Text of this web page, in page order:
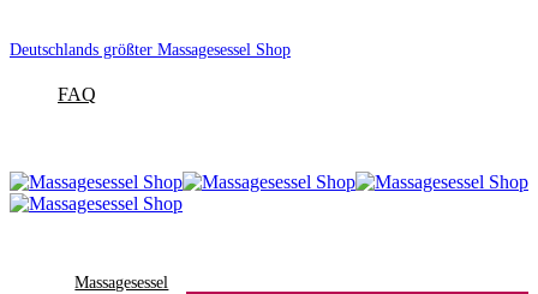
Deutschlands größter Massagesessel Shop
FAQ
Massagesessel